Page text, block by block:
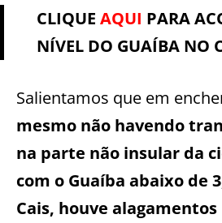
CLIQUE AQUI PARA
NÍVEL DO GUAÍBA NO
Salientamos que em
mesmo não havendo
na parte não insular da
com o Guaíba abaixo de
Cais, houve